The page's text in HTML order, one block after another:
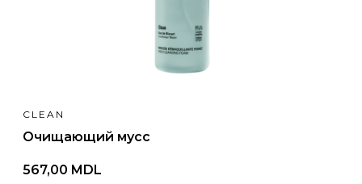
CLEAN
Очищающий мусс
567,00 MDL